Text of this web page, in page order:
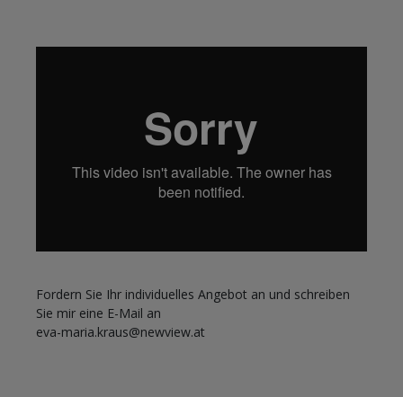
Fordern Sie Ihr individuelles Angebot an und schreiben
Sie mir eine E-Mail an
eva-maria.kraus@newview.at